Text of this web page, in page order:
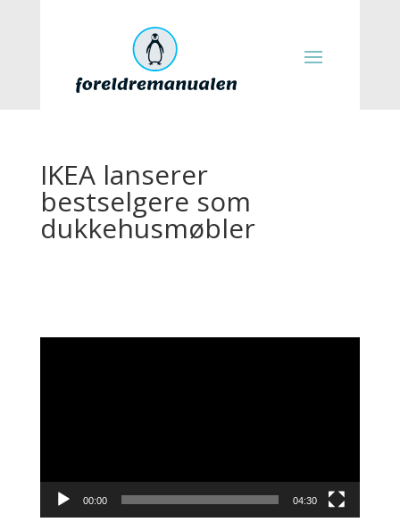
IKEA lanserer
bestselgere som
dukkehusmøbler
00:00 04:30